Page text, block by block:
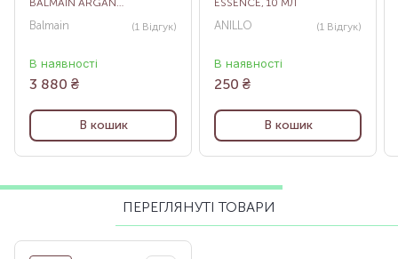
MOISTURIZING ELIXIR, 100
Balmain (1 Відгук)
В наявності
3 880 ₴
В кошик
ANILLO (1 Відгук)
В наявності
250 ₴
В кошик
ПЕРЕГЛЯНУТІ ТОВАРИ